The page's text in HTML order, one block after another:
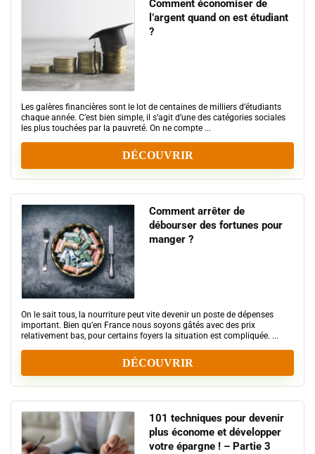
Comment économiser de
l’argent quand on est étudiant
?
Les galères financières sont le lot de centaines de milliers d’étudiants
chaque année. C’est bien simple, il s’agit d’une des catégories sociales
les plus touchées par la pauvreté. On ne compte ...
DÉCOUVRIR
Comment arrêter de
débourser des fortunes pour
manger ?
On le sait tous, la nourriture peut vite devenir un poste de dépenses
important. Bien qu’en France nous soyons gâtés avec des prix
relativement bas, pour certains foyers la situation est compliquée. ...
DÉCOUVRIR
101 techniques pour devenir
plus économe et développer
votre épargne ! – Partie 3